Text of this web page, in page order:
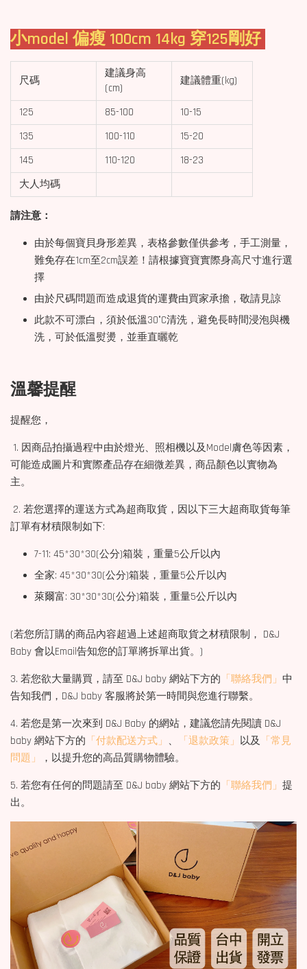
小model 偏瘦 100cm 14kg 穿125剛好
尺碼
建議身高
(cm)
建議體重(kg)
125 85-100
10-15
135
100-110
15-20
145
110-120
18-23
大人均碼
請注意：
由於每個寶貝身形差異，表格參數僅供參考，手工測量，
難免存在1cm至2cm誤差！請根據寶寶實際身高尺寸進行選
擇
由於尺碼問題而造成退貨的運費由買家承擔，敬請見諒
此款不可漂白，須於低溫30°C清洗，避免長時間浸泡與機
洗，可於低溫熨燙，並垂直曬乾
溫馨提醒
提醒您，
1. 因商品拍攝過程中由於燈光、照相機以及Model膚色等因素，
可能造成圖片和實際產品存在細微差異，商品顏色以實物為
主。
2. 若您選擇的運送方式為超商取貨，因以下三大超商取貨每筆
訂單有材積限制如下:
7-11: 45*30*30(公分)箱裝，重量5公斤以內
全家: 45*30*30(公分)箱裝，重量5公斤以內
萊爾富: 30*30*30(公分)箱裝，重量5公斤以內
(若您所訂購的商品內容超過上述超商取貨之材積限制， D&J
Baby 會以Email告知您的訂單將拆單出貨。)
3. 若您欲大量購買，請至 D&J baby 網站下方的 「聯絡我們」 中
告知我們，D&J baby 客服將於第一時間與您進行聯繫。
4. 若您是第一次來到 D&J Baby 的網站，建議您請先閱讀 D&J
baby 網站下方的 「付款配送方式」 、 「退款政策」 以及 「常見
問題」
，以提升您的高品質購物體驗。
5. 若您有任何的問題請至 D&J baby 網站下方的 「聯絡我們」 提
出。